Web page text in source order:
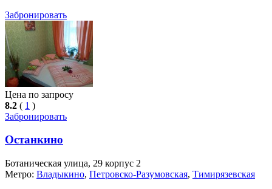
Забронировать
Цена по запросу
8.2 ( 1 )
Забронировать
Останкино
Ботаническая улица, 29 корпус 2
Метро: Владыкино, Петровско-Разумовская, Тимирязевская